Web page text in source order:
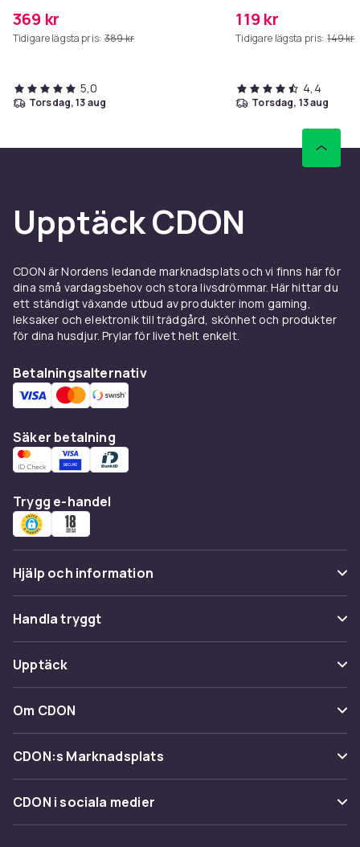
369 kr
Tidigare lägsta pris: 389 kr
5,0
torsdag, 13 aug
119 kr
Tidigare lägsta pris: 149 kr
4,4
torsdag, 13 aug
Upptäck CDON
CDON är Nordens ledande marknadsplats och vi finns här för
dina små vardagsbehov och stora livsdrömmar. Här hittar du
ett ständigt växande utbud av produkter inom gaming,
leksaker och elektronik till trädgård, skönhet och produkter
för dina husdjur. Prylar för livet helt enkelt.
Betalningsalternativ
Säker betalning
Trygg e-handel
Hjälp och information
Vanliga frågor
Spåra paket
Ångra & Returnera här
Kundservice
Handla tryggt
Betalning
Leverans
Återkallelser
Upptäck
Kategorier
Varumärken
Shopit.se
Om CDON
Om oss
Kundrecensioner
CDON:s Marknadsplats
Sälj på CDON
Bli affiliate
CDON i sociala medier